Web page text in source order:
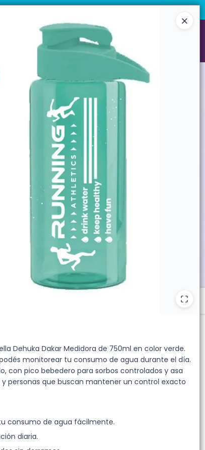
10 unidades.
Dehuka Dakar Medidora de 750ml en color verde.
monitorear tu consumo de agua durante el día.
con pico bebedero para sorbos controlados y asa
personas que buscan mantener un control exacto
consumo de agua fácilmente.
diaria.
Ingresar a la Tienda
GARANTIAS CONTACTO